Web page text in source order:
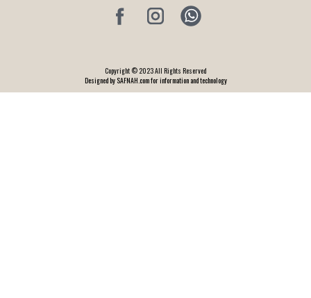
Copyright © 2023 All Rights Reserved
Designed by SAFNAH.com for information and technology